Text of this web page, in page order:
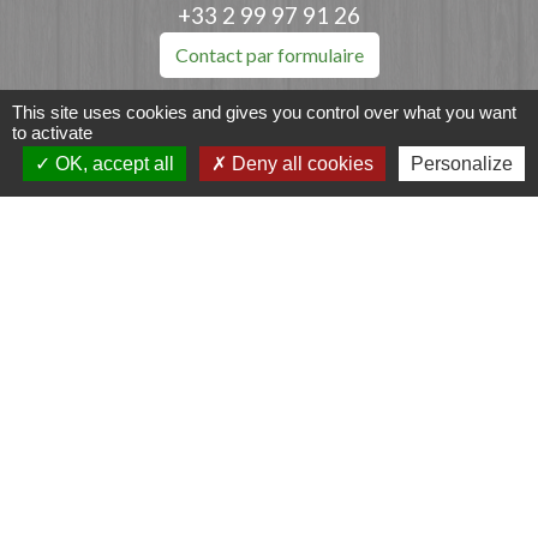
+33 2 99 97 91 26
Contact par formulaire
Liens
This site uses cookies and gives you control over what you want
to activate
OK, accept all
Deny all cookies Personalize